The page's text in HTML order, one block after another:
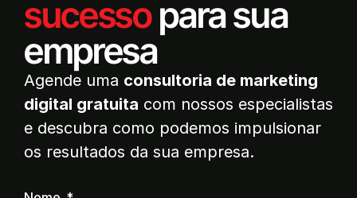
sucessopara sua
empresa
Agende uma consultoria de marketing
digital gratuita com nossos especialistas
e descubra como podemos impulsionar
os resultados da sua empresa.